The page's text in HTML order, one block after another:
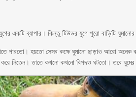
একটি ব্যাপার। কিন্তু টিউডর যুগে পুরো বাড়িটি ঘুমানোর
পারতো। হয়তো সেসব কক্ষে ঘুমানো ছাড়াও আরো অনেক
নিতেন। তাতে কখনো কখনো বিপদও ঘটতো। তবে ঘুমের